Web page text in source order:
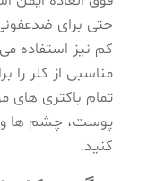
حتی برای
کم نیز استفاده
مناسبی از کلر را
تمام باکتری‌ های
پوست، چشم ‌ها و
کنید.